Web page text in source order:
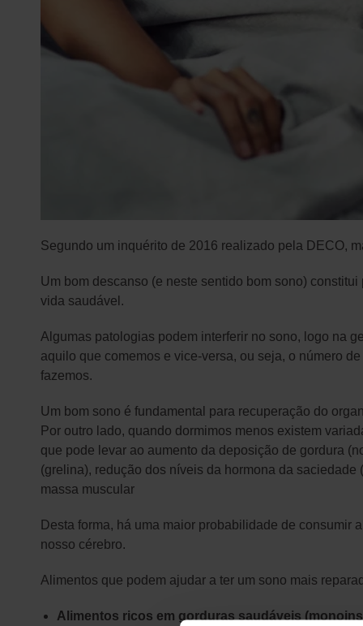
Segundo um inquérito de 2016 realizado pela DECO,
Um bom descanso (e neste sentido bom sono)
vida saudável.
Algumas patologias podem interferir no sono, logo na
aquilo que comemos e vice-versa, ou seja, o número
fazemos.
Um bom sono é fundamental para recuperação do
Por outro lado, quando dormimos menos existem
que pode levar ao aumento da deposição de gordura
(grelina), redução dos níveis da hormona da
massa muscular
Desta forma, há uma maior probabilidade de consumir
nosso cérebro.
Alimentos que podem ajudar a ter um sono mais
Alimentos ricos em gorduras saudáveis